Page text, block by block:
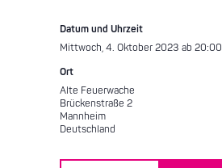
Datum und Uhrzeit
Mittwoch, 4. Oktober 2023 ab 20:00
Ort
Alte Feuerwache
Brückenstraße 2
Mannheim
Deutschland